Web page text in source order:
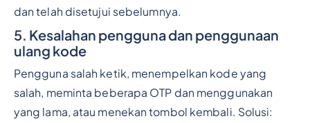
dan telah disetujui sebelumnya.
5. Kesalahan pengguna dan penggunaan
ulang kode
Pengguna salah ketik, menempelkan kode yang
salah, meminta beberapa OTP dan menggunakan
yang lama, atau menekan tombol kembali. Solusi: